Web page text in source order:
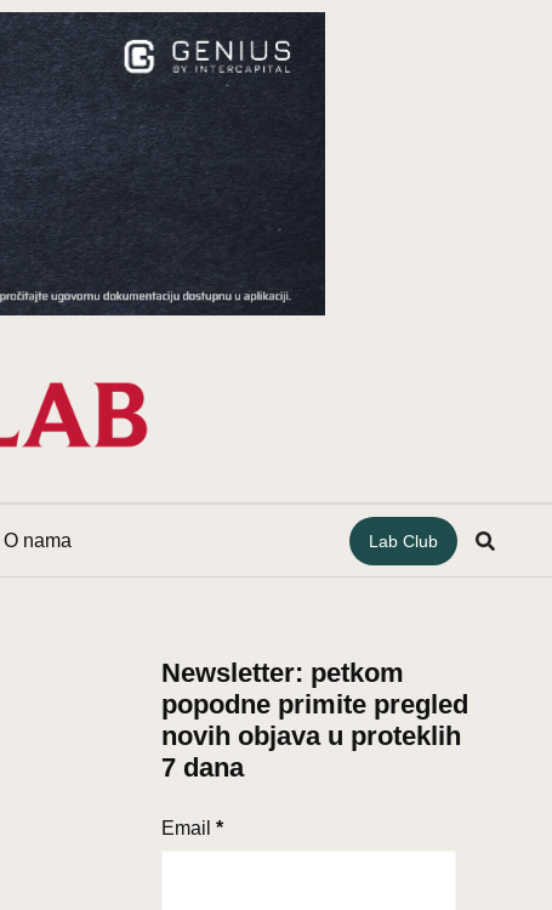
O nama Lab Club
Newsletter: petkom
popodne primite pregled
novih objava u proteklih
7 dana
Email *